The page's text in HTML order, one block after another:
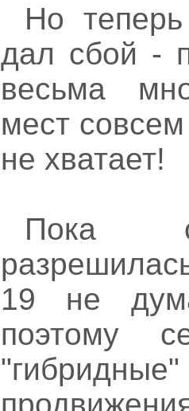
Но
дал сбой -
весьма
мест
не хватает!
Пока
19 не
поэтому